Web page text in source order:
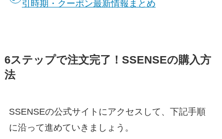
引時期・クーポン最新情報まとめ
6ステップで注文完了！SSENSEの購入方
法
SSENSEの公式サイトにアクセスして、下記手順
に沿って進めていきましょう。